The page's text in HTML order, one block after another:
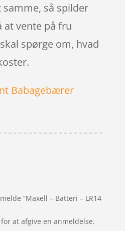
så spilder
at vente på fru
spørge om, hvad
Babagebærer
“Maxell – Batteri – LR14
for at afgive en anmeldelse.